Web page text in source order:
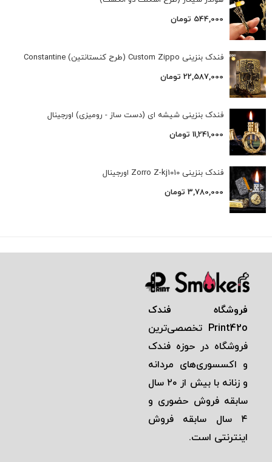
544,000 تومان
فندک بنزینی Custom Zippo (طرح کنستانتین) Constantine
22,587,000 تومان
فندک بنزینی شیشه ای (دست ساز - رومیزی) اورجینال
11,241,000 تومان
فندک بنزینی Zorro Z-kj1010 اورجینال
3,780,000 تومان
فروشگاه فندک
Print42o تخصصی‌ترين
فروشگاه در حوزه فندک
و اكسسوری‌های مردانه
و زنانه با بيش از ٢٠ سال
سابقه فروش حضوری و
٤ سال سابقه فروش
اينترنتی است.